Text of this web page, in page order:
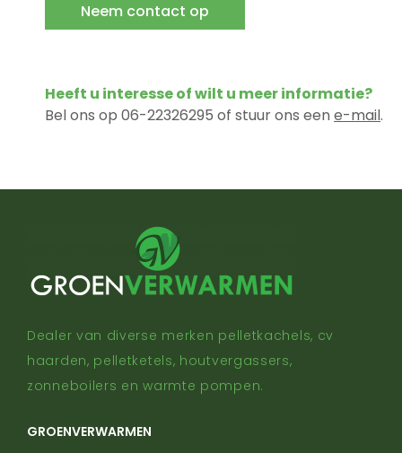
Neem contact op
Heeft u interesse of wilt u meer informatie?
Bel ons op 06-22326295 of stuur ons een e-mail.
Dealer van diverse merken pelletkachels, cv
haarden, pelletketels, houtvergassers,
zonneboilers en warmte pompen.
GROENVERWARMEN